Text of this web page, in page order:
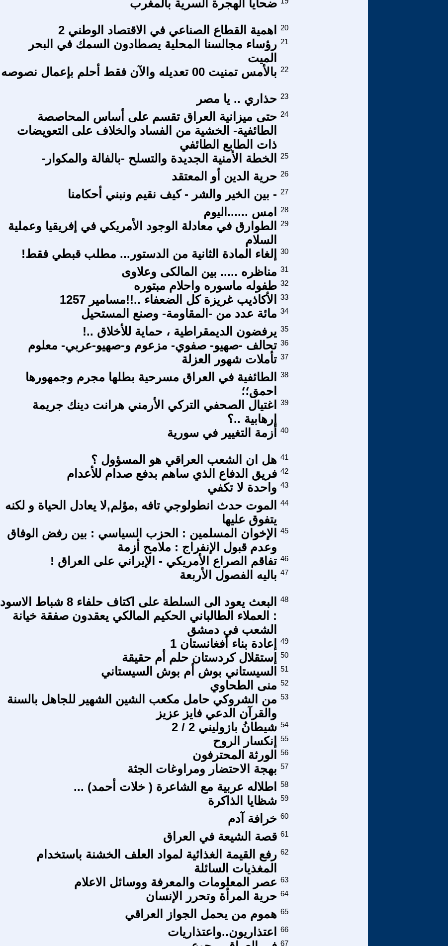
ضحايا الهجرة السرية بالمغرب
اهمية القطاع الصناعي في الاقتصاد الوطني 2
20
رؤساء مجالسنا المحلية يصطادون السمك في البحر
الميت
21
بالأمس تمنيت 00 تعديله والآن فقط أحلم بإعمال نصوصه 22
حذاري .. يا مصر 23
حتى ميزانية العراق تقسم على أساس المحاصصة
الطائفية- الخشية من الفساد والخلاف على التعويضات
ذات الطابع الطائفي
24
الخطة الأمنية الجديدة والتسلح -بالفالة والمكوار- 25
حرية الدين أو المعتقد 26
- بين الخير والشر - كيف نقيم ونبني أحكامنا 27
امس ......اليوم
28
الطوارق في معادلة الوجود الأمريكي في إفريقيا وعملية
السلام
29
إلغاء المادة الثانية من الدستور... مطلب قبطي فقط! 30
مناظره ..... بين المالكى وعلاوى 31
طفوله ماسوره واحلام مبتوره 32
الأكاذيب غريزة كل الضعفاء ..!!مسامير 1257
33
مائة عدد من -المقاومة- وصنع المستحيل 34
يرفضون الديمقراطية ، حماية للأخلاق ..! 35
تحالف -صهيو- صفوي- مزعوم و-صهيو-عربي- معلوم 36
تأملات شهور العزلة 37
الطائفية في العراق مسرحية بطلها مجرم وجمهورها
احمق؛؛
38
اغتيال الصحفي التركي الأرمني هرانت دينك جريمة
إرهابية ..؟
39
أزمة التغيير في سورية 40
هل ان الشعب العراقي هو المسؤول ؟ 41
فريق الدفاع الذي ساهم بدفع صدام للأعدام 42
واحدة لا تكفي 43
الموت حدث انطولوجي تافه ,مؤلم,لا يعادل الحياة و لكنه
يتفوق عليها
44
الإخوان المسلمين : الحزب السياسي : بين رفض الوفاق
وعدم قبول الإنفراج : ملامح أزمة
45
تفاقم الصراع الأمريكي - الإيراني على العراق ! 46
باليه الفصول الأربعة 47
البعث يعود الى السلطة على اكتاف حلفاء 8 شباط الاسود
: العملاء الطالباني الحكيم المالكي يعقدون صفقة خيانة
الشعب في دمشق
48
إعادة بناء أفغانستان 1
49
إستقلال كردستان حلم أم حقيقة
50
السيستاني بوش أم بوش السيستاني
51
منى الطحاوي 52
من الشروكي حامل مكعب الشين الشهير للجاهل بالسنة
والقرآن الدعي فايز عزيز
53
شيطانُ بازوليني 2 / 2 54
إنكسار الروح
55
الورثة المحترفون
56
بهجة الاحتضار ومراوغات الجثة 57
اطلاله عربية مع الشاعرة ( خلات أحمد) ...
58
شظايا الذاكرة 59
خرافة آدم 60
قصة الشيعة في العراق 61
رفع القيمة الغذائية لمواد العلف الخشنة باستخدام
المغذيات السائلة
62
عصر المعلومات والمعرفة ووسائل الاعلام 63
حرية المرأة وتحرر الإنسان 64
هموم من يحمل الجواز العراقي 65
اعتذاريون..واعتذاريات
66
67